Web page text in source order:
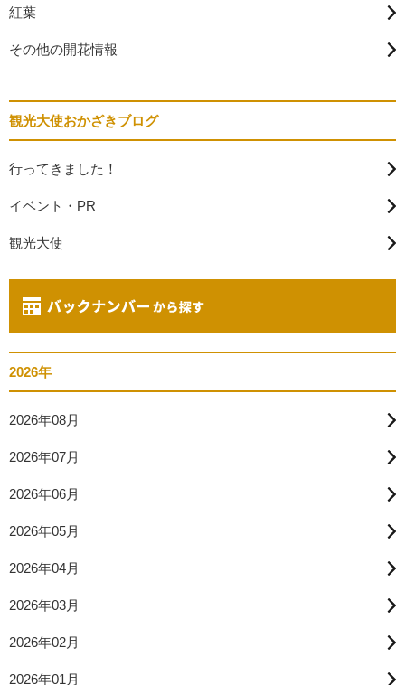
紅葉
その他の開花情報
観光大使おかざきブログ
行ってきました！
イベント・PR
観光大使
2026年
2026年08月
2026年07月
2026年06月
2026年05月
2026年04月
2026年03月
2026年02月
2026年01月